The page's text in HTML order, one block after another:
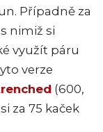
Případně za
nimiž si
využít páru
verze
(600,
za 75 kaček